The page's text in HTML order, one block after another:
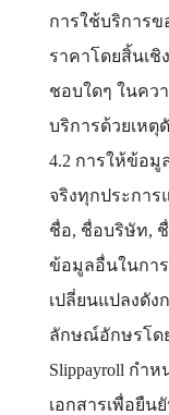
การใช้บริการ
ราคาโดยสิ้นเชิ
ชอบใดๆ ในคว
บริการด้วยเหตุ
4.2 การให้ข้อ
จริงทุกประการ
ชื่อ, ชื่อบริษัท,
ข้อมูลอื่นในกา
เปลี่ยนแปลงดัง
ลักษณ์อักษรโด
Slippayroll กำ
เอกสารเพื่อยืน